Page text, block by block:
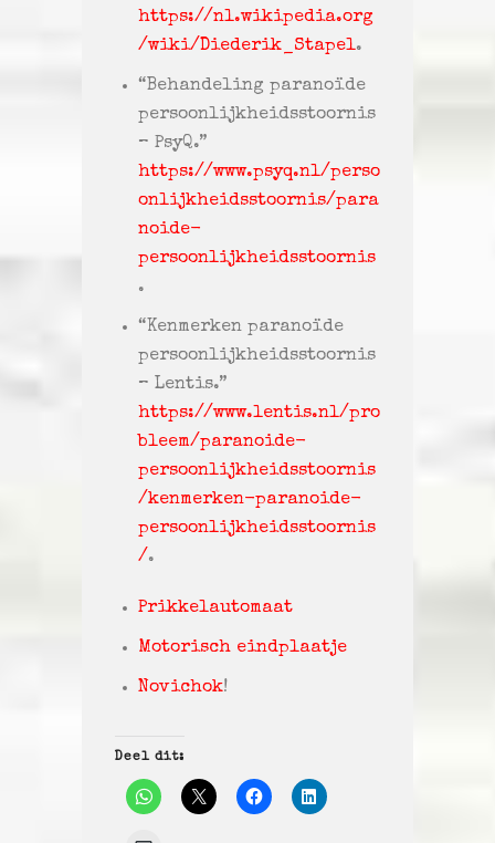
https://nl.wikipedia.org
/wiki/Diederik_Stapel.
“Behandeling paranoïde
persoonlijkheidsstoornis
– PsyQ.”
https://www.psyq.nl/perso
onlijkheidsstoornis/para
noide-
persoonlijkheidsstoornis
.
“Kenmerken paranoïde
persoonlijkheidsstoornis
– Lentis.”
https://www.lentis.nl/pro
bleem/paranoide-
persoonlijkheidsstoornis
/kenmerken-paranoide-
persoonlijkheidsstoornis
/.
Prikkelautomaat
Motorisch eindplaatje
Novichok!
Deel dit: